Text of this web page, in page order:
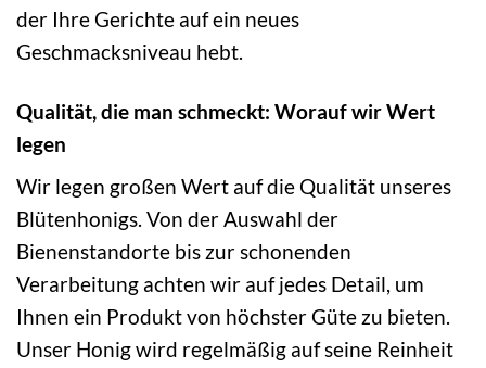
der Ihre Gerichte auf ein neues
Geschmacksniveau hebt.
Qualität, die man schmeckt: Worauf wir Wert
legen
Wir legen großen Wert auf die Qualität unseres
Blütenhonigs. Von der Auswahl der
Bienenstandorte bis zur schonenden
Verarbeitung achten wir auf jedes Detail, um
Ihnen ein Produkt von höchster Güte zu bieten.
Unser Honig wird regelmäßig auf seine Reinheit